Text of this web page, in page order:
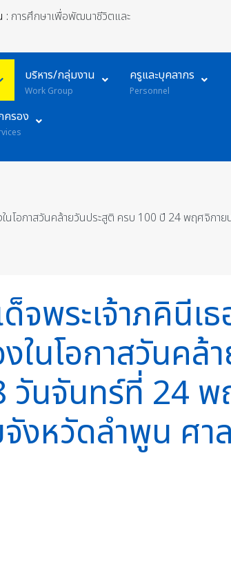
: การศึกษาเพื่อพัฒนาชีวิตและ
บริหาร/กลุ่มงาน
Work Group
ครูและบุคลากร
Personnel
รอง
นโอกาสวันคล้ายวันประสูติ ครบ 100 ปี 24 พฤศจิ
พระเจ้าภคินีเธ
นโอกาสวันคล้
นจันทร์ที่ 24
งหวัดลำพูน ศา